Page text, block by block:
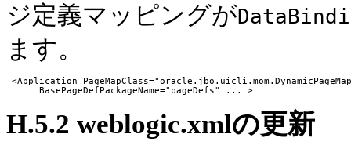
ジ定義マッピングが
ます。
<Application
H.5.2 weblogic.xmlの更新